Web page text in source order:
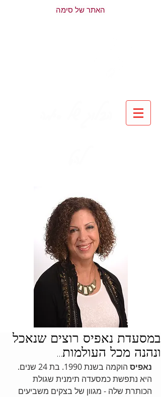
האתר של סימה
במסעדת נאפיס רוצים שנאכל
ונהנה מכל העולמות...
נאפיס
הוקמה בשנת 1990. בת 24 שנים.
היא נתפשת כמסעדה תימנית שגולת
הכותרת שלה - מגוון של בצקים משביעים